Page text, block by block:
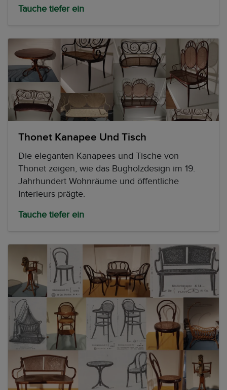
Tauche tiefer ein
Thonet Kanapee Und Tisch
Die eleganten Kanapees und Tische von
Thonet zeigen, wie das Bugholzdesign im 19.
Jahrhundert Wohnräume und öffentliche
Interieurs prägte.
Tauche tiefer ein